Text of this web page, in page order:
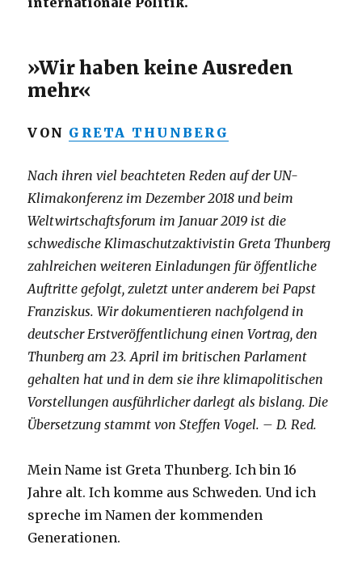
»Wir haben keine Ausreden
mehr«
VON GRETA THUNBERG
Nach ihren viel beachteten Reden auf der UN-
Klimakonferenz im Dezember 2018 und beim
Weltwirtschaftsforum im Januar 2019 ist die
schwedische Klimaschutzaktivistin Greta Thunberg
zahlreichen weiteren Einladungen für öffentliche
Auftritte gefolgt, zuletzt unter anderem bei Papst
Franziskus. Wir dokumentieren nachfolgend in
deutscher Erstveröffentlichung einen Vortrag, den
Thunberg am 23. April im britischen Parlament
gehalten hat und in dem sie ihre klimapolitischen
Vorstellungen ausführlicher darlegt als bislang. Die
Übersetzung stammt von Steffen Vogel. – D. Red.
Mein Name ist Greta Thunberg. Ich bin 16
Jahre alt. Ich komme aus Schweden. Und ich
spreche im Namen der kommenden
Generationen.